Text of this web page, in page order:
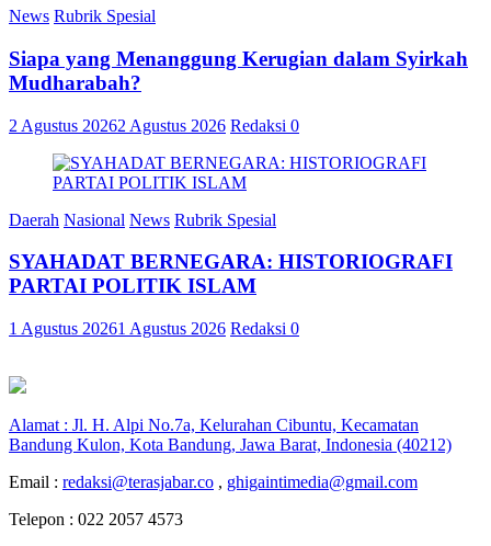
News Rubrik Spesial
Siapa yang Menanggung Kerugian dalam Syirkah
Mudharabah?
2 Agustus 20262 Agustus 2026 Redaksi 0
Daerah Nasional News Rubrik Spesial
SYAHADAT BERNEGARA: HISTORIOGRAFI
PARTAI POLITIK ISLAM
1 Agustus 20261 Agustus 2026 Redaksi 0
Alamat : Jl. H. Alpi No.7a, Kelurahan Cibuntu, Kecamatan
Bandung Kulon, Kota Bandung, Jawa Barat, Indonesia (40212)
Email : redaksi@terasjabar.co , ghigaintimedia@gmail.com
Telepon : 022 2057 4573